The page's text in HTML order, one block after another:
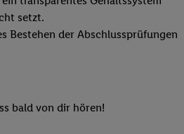
setzt.
Bestehen der Abschlussprüfungen
bald von dir hören!